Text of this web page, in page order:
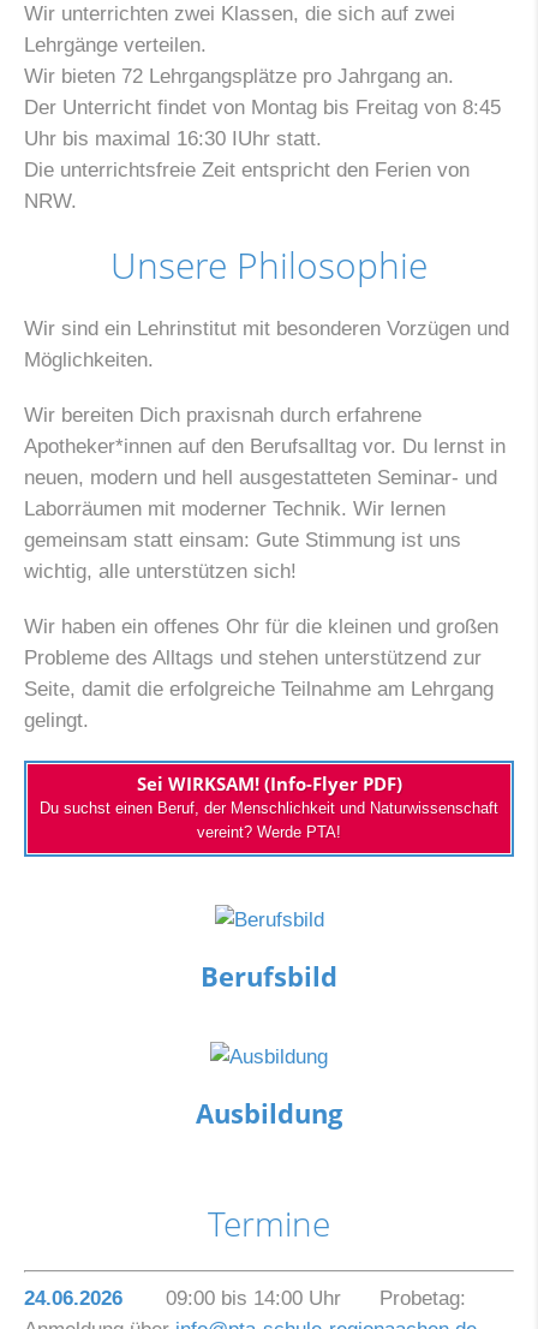
Wir unterrichten zwei Klassen, die sich auf zwei
Lehrgänge verteilen.
Wir bieten 72 Lehrgangsplätze pro Jahrgang an.
Der Unterricht findet von Montag bis Freitag von 8:45
Uhr bis maximal 16:30 IUhr statt.
Die unterrichtsfreie Zeit entspricht den Ferien von
NRW.
Unsere Philosophie
Wir sind ein Lehrinstitut mit besonderen Vorzügen und
Möglichkeiten.
Wir bereiten Dich praxisnah durch erfahrene
Apotheker*innen auf den Berufsalltag vor. Du lernst in
neuen, modern und hell ausgestatteten Seminar- und
Laborräumen mit moderner Technik. Wir lernen
gemeinsam statt einsam: Gute Stimmung ist uns
wichtig, alle unterstützen sich!
Wir haben ein offenes Ohr für die kleinen und großen
Probleme des Alltags und stehen unterstützend zur
Seite, damit die erfolgreiche Teilnahme am Lehrgang
gelingt.
Sei WIRKSAM! (Info-Flyer PDF)
Du suchst einen Beruf, der Menschlichkeit und Naturwissenschaft
vereint? Werde PTA!
Berufsbild
Ausbildung
Termine
24.06.2026 09:00 bis 14:00 Uhr Probetag: